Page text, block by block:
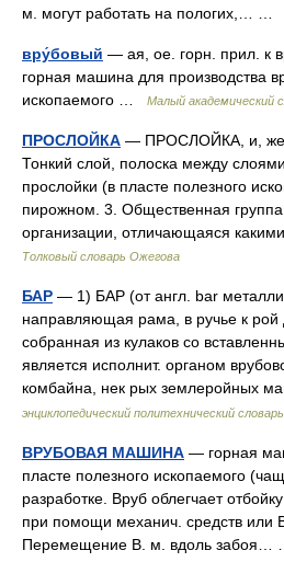
м. могут работать на пологих,… …
вру́бовый — ая, ое. горн. прил. к
горная машина для производства
ископаемого …
Малый академический
ПРОСЛОЙКА — ПРОСЛОЙКА, и,
Тонкий слой, полоска между
прослойки (в пласте полезного
пирожном. 3. Общественная
организации, отличающаяся
Толковый словарь Ожегова
БАР — 1) БАР (от англ. bar
направляющая рама, в ручье к рой
собранная из кулаков со
является исполнит. органом
комбайна, нек рых землеройных
энциклопедический политехнический словарь
ВРУБОВАЯ МАШИНА — горная
пласте полезного ископаемого
разработке. Вруб облегчает
при помощи механич. средств или
Перемещение В. м. вдоль